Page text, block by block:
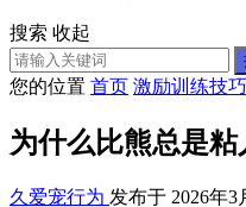
搜索 收起
您的位置 首页 激励训练技巧
为什么比熊总是
久爱宠行为 发布于 2026年3